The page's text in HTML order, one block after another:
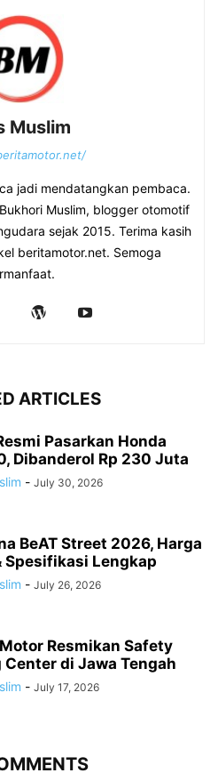
Muslim
jadi mendatangkan pembaca.
Muslim, blogger otomotif
sejak 2015. Terima kasih
beritamotor.net. Semoga
ARTICLES
Pasarkan Honda
Dibanderol Rp 230 Juta
- July 30, 2026
BeAT Street 2026, Harga
Spesifikasi Lengkap
- July 26, 2026
Resmikan Safety
Center di Jawa Tengah
- July 17, 2026